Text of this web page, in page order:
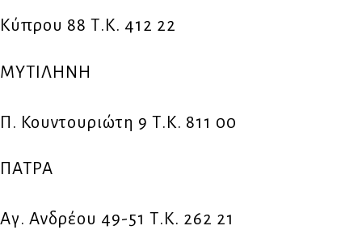
Κύπρου 88 Τ.Κ. 412 22
ΜΥΤΙΛΗΝΗ
Π. Κουντουριώτη 9 Τ.Κ. 811 00
ΠΑΤΡΑ
Αγ. Ανδρέου 49-51 Τ.Κ. 262 21